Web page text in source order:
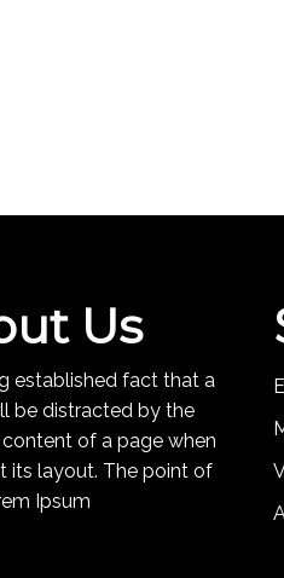
Us
established fact that a
be distracted by the
of a page when
its layout. The point of
Ipsum